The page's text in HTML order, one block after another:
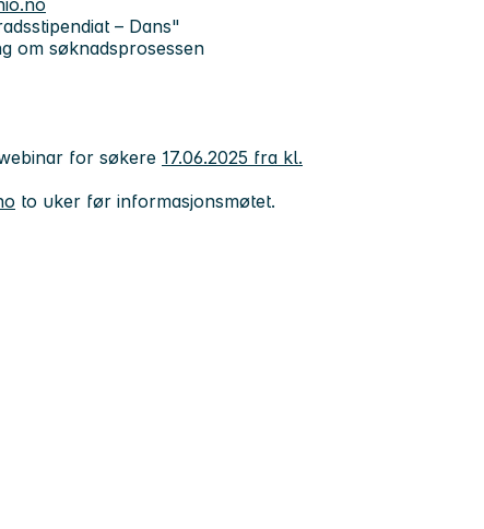
– Dans"
om søknadsprosessen
for søkere 17.06.2025 fra kl.
to uker før informasjonsmøtet.